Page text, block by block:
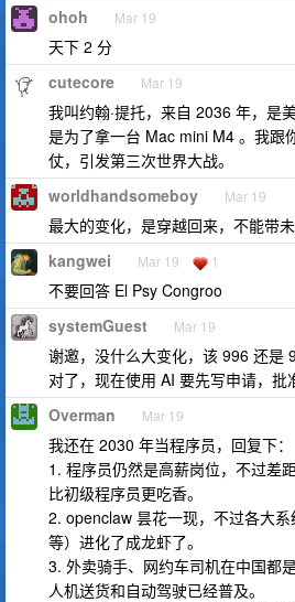
ohoh Mar 19
天下 2 分
cutecore Mar 19
我叫约翰·提托，来自 2036 年，是
是为了拿一台 Mac mini M4 。我跟
仗，引发第三次世界大战。
worldhandsomeboy Mar 19
最大的变化，是穿越回来，不能带
kangwei Mar 19 1
不要回答 El Psy Congroo
systemGuest Mar 19
谢邀，没什么大变化，该 996 还是
对了，现在使用 AI 要先写申请，批
Overman Mar 19
我还在 2030 年当程序员，回复下：
1. 程序员仍然是高薪岗位，不过差
比初级程序员更吃香。
2. openclaw 昙花一现，不过各大
等）进化了成龙虾了。
3. 外卖骑手、网约车司机在中国都
人机送货和自动驾驶已经普及。